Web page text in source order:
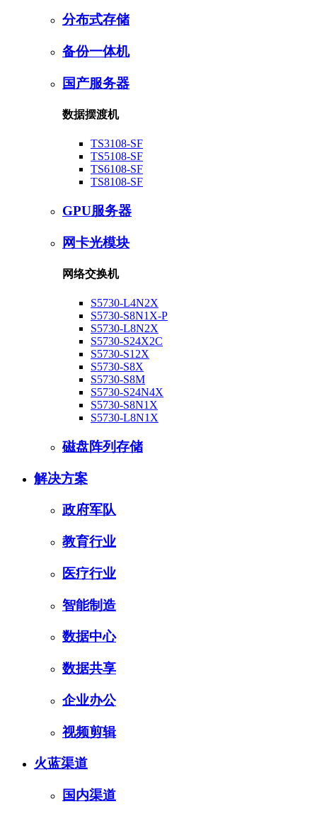
分布式存储
备份一体机
国产服务器
数据摆渡机
TS3108-SF
TS5108-SF
TS6108-SF
TS8108-SF
GPU服务器
网卡光模块
网络交换机
S5730-L4N2X
S5730-S8N1X-P
S5730-L8N2X
S5730-S24X2C
S5730-S12X
S5730-S8X
S5730-S8M
S5730-S24N4X
S5730-S8N1X
S5730-L8N1X
磁盘阵列存储
解决方案
政府军队
教育行业
医疗行业
智能制造
数据中心
数据共享
企业办公
视频剪辑
火蓝渠道
国内渠道